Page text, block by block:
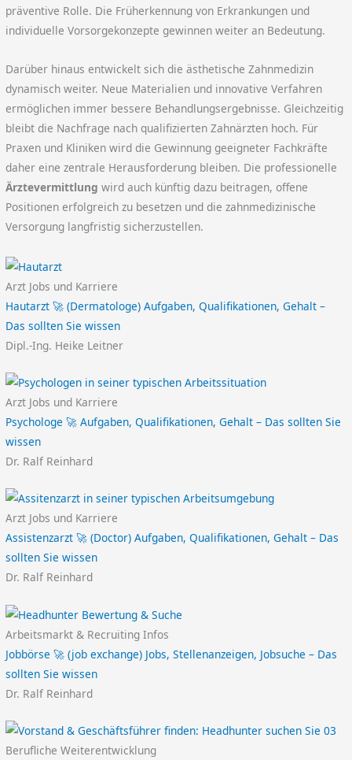
präventive Rolle. Die Früherkennung von Erkrankungen und
individuelle Vorsorgekonzepte gewinnen weiter an Bedeutung.
Darüber hinaus entwickelt sich die ästhetische Zahnmedizin
dynamisch weiter. Neue Materialien und innovative Verfahren
ermöglichen immer bessere Behandlungsergebnisse. Gleichzeitig
bleibt die Nachfrage nach qualifizierten Zahnärzten hoch. Für
Praxen und Kliniken wird die Gewinnung geeigneter Fachkräfte
daher eine zentrale Herausforderung bleiben. Die professionelle
Ärztevermittlung wird auch künftig dazu beitragen, offene
Positionen erfolgreich zu besetzen und die zahnmedizinische
Versorgung langfristig sicherzustellen.
Arzt Jobs und Karriere
Hautarzt 🚀 (Dermatologe) Aufgaben, Qualifikationen, Gehalt –
Das sollten Sie wissen
Dipl.-Ing. Heike Leitner
Arzt Jobs und Karriere
Psychologe 🚀 Aufgaben, Qualifikationen, Gehalt – Das sollten Sie
wissen
Dr. Ralf Reinhard
Arzt Jobs und Karriere
Assistenzarzt 🚀 (Doctor) Aufgaben, Qualifikationen, Gehalt – Das
sollten Sie wissen
Dr. Ralf Reinhard
Arbeitsmarkt & Recruiting Infos
Jobbörse 🚀 (job exchange) Jobs, Stellenanzeigen, Jobsuche – Das
sollten Sie wissen
Dr. Ralf Reinhard
Berufliche Weiterentwicklung